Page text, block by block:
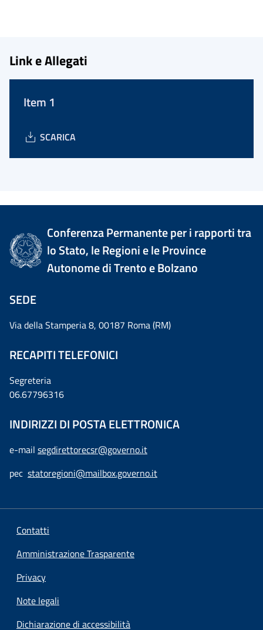
Link e Allegati
Item 1
SCARICA
Conferenza Permanente per i rapporti tra
lo Stato, le Regioni e le Province
Autonome di Trento e Bolzano
SEDE
Via della Stamperia 8, 00187 Roma (RM)
RECAPITI TELEFONICI
Segreteria
06.67796316
INDIRIZZI DI POSTA ELETTRONICA
e-mail segdirettorecsr@governo.it
pec statoregioni@mailbox.governo.it
Contatti
Amministrazione Trasparente
Privacy
Note legali
Dichiarazione di accessibilità